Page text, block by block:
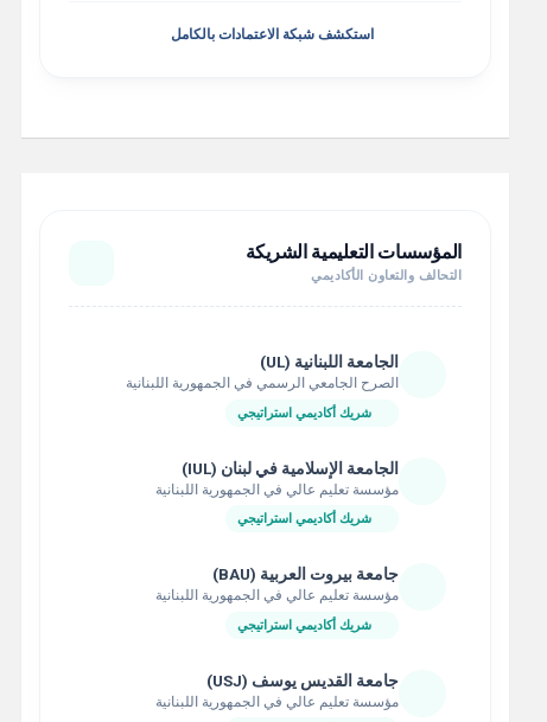
استكشف شبكة الاعتمادات بالكامل
المؤسسات التعليمية الشريكة
التحالف والتعاون الأكاديمي
الجامعة اللبنانية (UL)
الصرح الجامعي الرسمي في الجمهورية اللبنانية
شريك أكاديمي استراتيجي
الجامعة الإسلامية في لبنان (IUL)
مؤسسة تعليم عالي في الجمهورية اللبنانية
شريك أكاديمي استراتيجي
جامعة بيروت العربية (BAU)
مؤسسة تعليم عالي في الجمهورية اللبنانية
شريك أكاديمي استراتيجي
جامعة القديس يوسف (USJ)
مؤسسة تعليم عالي في الجمهورية اللبنانية